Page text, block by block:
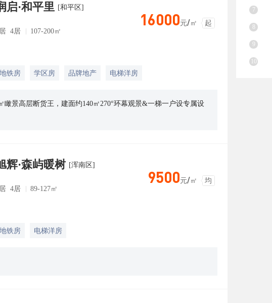
启·和平里 [和平区]
4居 107-200㎡
16000元/㎡ 起
地铁房 学区房 品牌地产 电梯洋房
瞰景高层断货王，建面约140㎡270°环幕观景&一梯一户设专属设
辉·森屿暖树 [浑南区]
4居 89-127㎡
9500元/㎡ 均
地铁房 电梯洋房
7
9